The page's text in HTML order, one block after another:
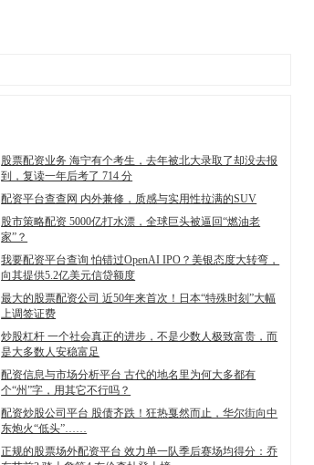
股票配资业务 海宁有个考生，去年被北大录取了却没去报
到，复读一年后考了 714 分
配资平台查查网 内外兼修，质感与实用性拉满的SUV
股市策略配资 5000亿打水漂，全球巨头被逼回“燃油老
家”？
我要配资平台查询 怕错过OpenAI IPO？美银态度大转弯，
向其提供5.2亿美元信贷额度
最大的股票配资公司 近50年来首次！日本“特殊时刻”大幅
上调签证费
炒股杠杆 一个社会真正的进步，不是少数人极致富贵，而
是大多数人安稳富足
配资信息与市场分析平台 古代的地名里为何大多都有
个“州”字，用其它不行吗？
配资炒股公司平台 股债齐跌！狂热戛然而止，华尔街向中
东炮火“低头”……
正规的股票场外配资平台 效力单一队季后赛场均得分：乔